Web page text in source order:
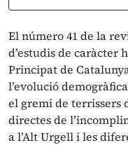
El número 41 de la
d’estudis de
Principat de
l’evolució
el gremi de terrissers
directes de
a l’Alt Urgell i les